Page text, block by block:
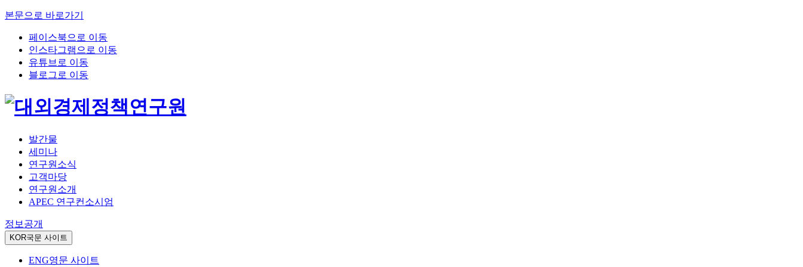
본문으로 바로가기
페이스북으로 이동
인스타그램으로 이동
유튜브로 이동
블로그로 이동
발간물
세미나
연구원소식
고객마당
연구원소개
APEC 연구컨소시엄
정보공개
KOR국문 사이트
ENG영문 사이트